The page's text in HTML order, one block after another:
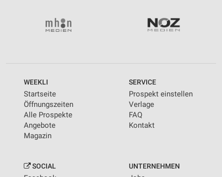
WEEKLI
Startseite
Öffnungszeiten
Alle Prospekte
Angebote
Magazin
SERVICE
Prospekt einstellen
Verlage
FAQ
Kontakt
SOCIAL UNTERNEHMEN